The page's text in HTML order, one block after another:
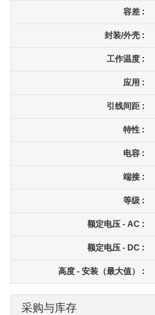
容差 :
封装/外壳 :
工作温度 :
应用 :
引线间距 :
特性 :
电容 :
端接 :
等级 :
额定电压 - AC :
额定电压 - DC :
高度 - 安装（最大值） :
采购与库存